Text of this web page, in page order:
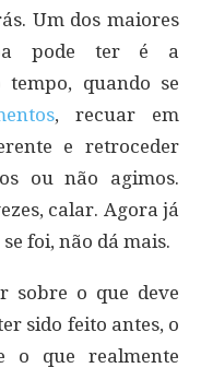
Um dos maiores
pode ter é a
quando se
, recuar em
e retroceder
ou não agimos.
calar. Agora já
foi, não dá mais.
sobre o que deve
sido feito antes, o
o que realmente